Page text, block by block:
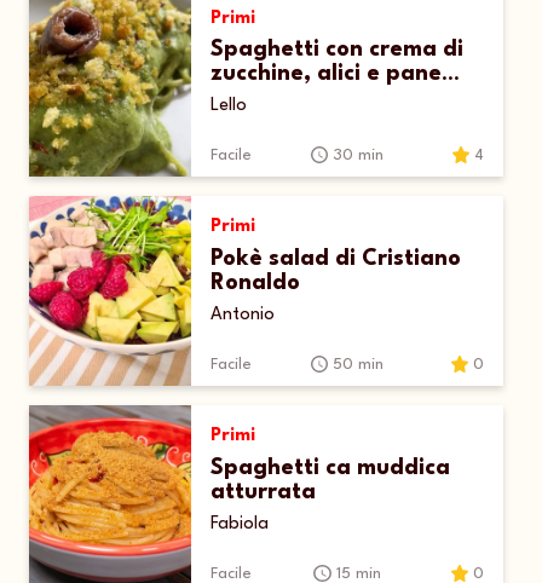
Primi
Spaghetti con crema di
zucchine, alici e pane
croccante aromatizzato
Lello
Facile 30 min 4
Primi
Pokè salad di Cristiano
Ronaldo
Antonio
Facile 50 min 0
Primi
Spaghetti ca muddica
atturrata
Fabiola
Facile 15 min 0